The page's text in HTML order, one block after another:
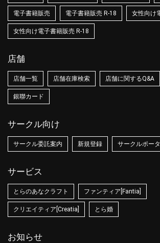
電子書籍販売 電子書籍販売 R-18 女性向け
女性向け電子書籍販売 R-18
店舗
店舗一覧 店舗在庫検索 店舗に関するQ&A
銀聯カード
サークル向け
サークル委託案内 新規登録 サークルポー
サービス
とらのあなクラフト ファンティア[Fantia]
クリエイティア[Creatia] とら婚
お知らせ